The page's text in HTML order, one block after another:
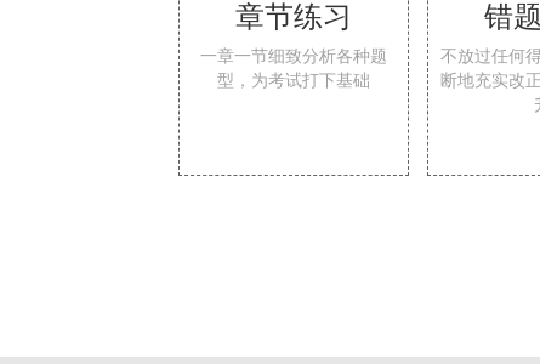
章节练习
一章一节细致分析各种题
型，为考试打下基础
错
不放过任何
断地充实改